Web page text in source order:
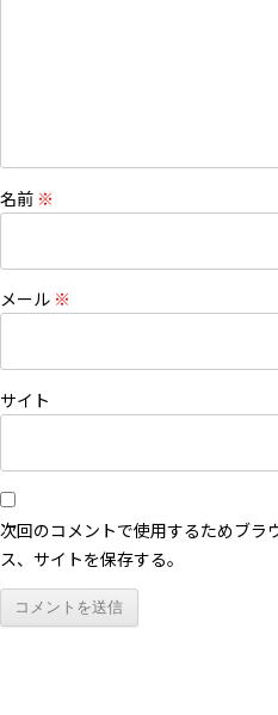
名前 ※
メール ※
サイト
次回のコメントで使用するためブラ
ス、サイトを保存する。